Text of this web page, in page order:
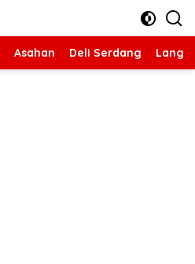
Asahan Deli Serdang